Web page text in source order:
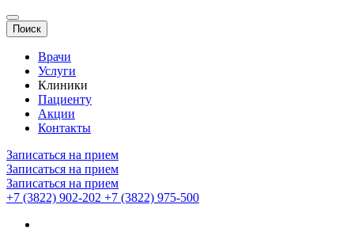
Поиск
Врачи
Услуги
Клиники
Пациенту
Акции
Контакты
Записаться на прием
Записаться на прием
Записаться на прием
+7 (3822) 902-202 +7 (3822) 975-500